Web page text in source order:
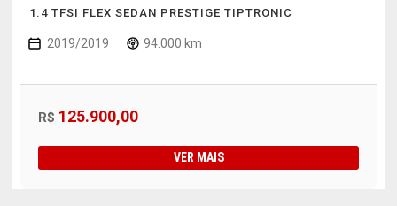
1.4 TFSI FLEX SEDAN PRESTIGE TIPTRONIC
2019/2019 94.000 km
R$ 125.900,00
VER MAIS